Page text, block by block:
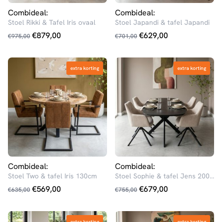
Combideal:
Stoel Rikki & Tafel Iris ovaal
€975,00
Oorspronkelijke
was:
€975,00.
€879,00
Huidige
is:
€879,00.
Combideal:
Stoel Japandi & tafel Japandi
€701,00
Oorspronkelijke
was:
€629,00
Huidige
is:
extra korting
extra korting
Combideal:
Stoel Two & tafel Iris 130cm
€635,00
Oorspronkelijke
was:
€569,00
Huidige
is:
extra korting
extra korting
Combideal:
Stoel Sophie & tafel Jens 200cm
€755,00
Oorspronkelijke
was:
€679,00
Huidige
is: